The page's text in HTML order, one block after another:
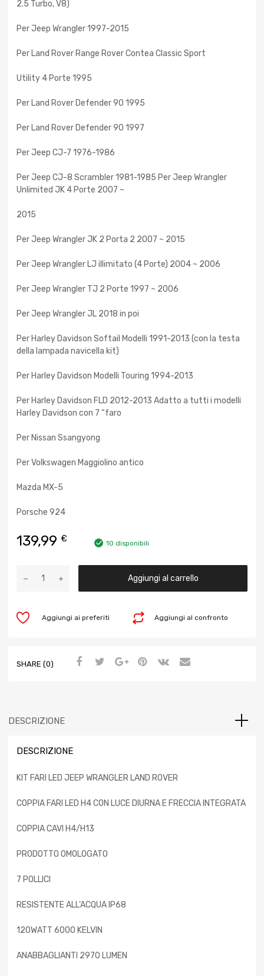
2.5 Turbo, V8)
Per Jeep Wrangler 1997-2015
Per Land Rover Range Rover Contea Classic Sport
Utility 4 Porte 1995
Per Land Rover Defender 90 1995
Per Land Rover Defender 90 1997
Per Jeep CJ-7 1976-1986
Per Jeep CJ-8 Scrambler 1981-1985 Per Jeep Wrangler
Unlimited JK 4 Porte 2007 ~
2015
Per Jeep Wrangler JK 2 Porta 2 2007 ~ 2015
Per Jeep Wrangler LJ illimitato (4 Porte) 2004 ~ 2006
Per Jeep Wrangler TJ 2 Porte 1997 ~ 2006
Per Jeep Wrangler JL 2018 in poi
Per Harley Davidson Softail Modelli 1991-2013 (con la testa
della lampada navicella kit)
Per Harley Davidson Modelli Touring 1994-2013
Per Harley Davidson FLD 2012-2013 Adatto a tutti i modelli
Harley Davidson con 7 “faro
Per Nissan Ssangyong
Per Volkswagen Maggiolino antico
Mazda MX-5
Porsche 924
139,99 € 10 disponibili
Aggiungi al carrello
Aggiungi al confronto
Aggiungi ai preferiti
SHARE (0)
DESCRIZIONE
DESCRIZIONE
KIT FARI LED JEEP WRANGLER LAND ROVER
COPPIA FARI LED H4 CON LUCE DIURNA E FRECCIA INTEGRATA
COPPIA CAVI H4/H13
PRODOTTO OMOLOGATO
7 POLLICI
RESISTENTE ALL’ACQUA IP68
120WATT 6000 KELVIN
ANABBAGLIANTI 2970 LUMEN